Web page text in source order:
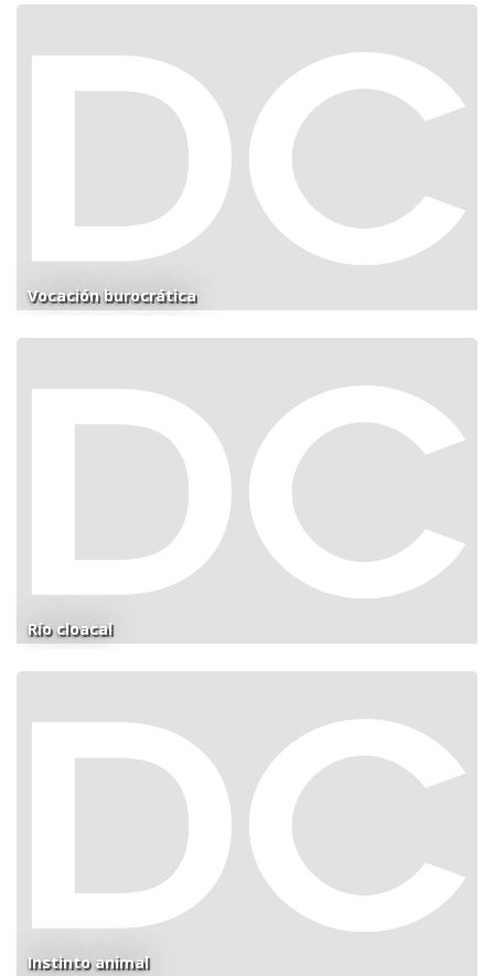
Vocación burocrática
Río cloacal
Instinto animal